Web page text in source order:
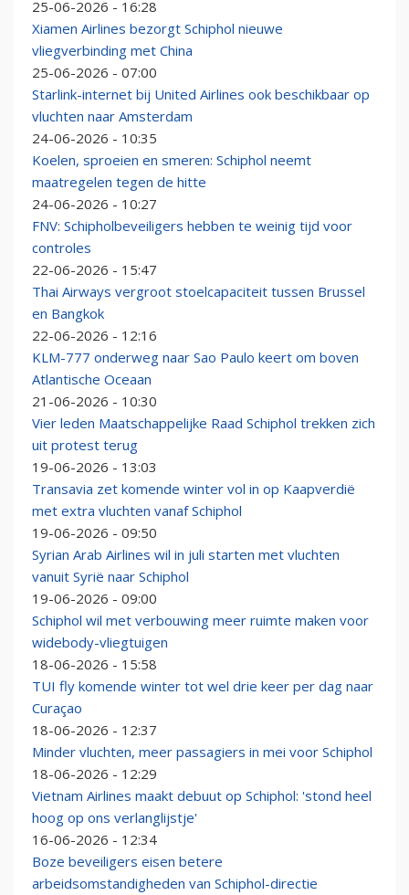
25-06-2026 - 16:28
Xiamen Airlines bezorgt Schiphol nieuwe
vliegverbinding met China
25-06-2026 - 07:00
Starlink-internet bij United Airlines ook beschikbaar op
vluchten naar Amsterdam
24-06-2026 - 10:35
Koelen, sproeien en smeren: Schiphol neemt
maatregelen tegen de hitte
24-06-2026 - 10:27
FNV: Schipholbeveiligers hebben te weinig tijd voor
controles
22-06-2026 - 15:47
Thai Airways vergroot stoelcapaciteit tussen Brussel
en Bangkok
22-06-2026 - 12:16
KLM-777 onderweg naar Sao Paulo keert om boven
Atlantische Oceaan
21-06-2026 - 10:30
Vier leden Maatschappelijke Raad Schiphol trekken zich
uit protest terug
19-06-2026 - 13:03
Transavia zet komende winter vol in op Kaapverdië
met extra vluchten vanaf Schiphol
19-06-2026 - 09:50
Syrian Arab Airlines wil in juli starten met vluchten
vanuit Syrië naar Schiphol
19-06-2026 - 09:00
Schiphol wil met verbouwing meer ruimte maken voor
widebody-vliegtuigen
18-06-2026 - 15:58
TUI fly komende winter tot wel drie keer per dag naar
Curaçao
18-06-2026 - 12:37
Minder vluchten, meer passagiers in mei voor Schiphol
18-06-2026 - 12:29
Vietnam Airlines maakt debuut op Schiphol: 'stond heel
hoog op ons verlanglijstje'
16-06-2026 - 12:34
Boze beveiligers eisen betere
arbeidsomstandigheden van Schiphol-directie